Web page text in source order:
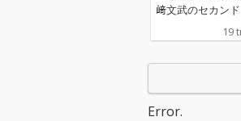
﨑文武のセカン
19
Error.